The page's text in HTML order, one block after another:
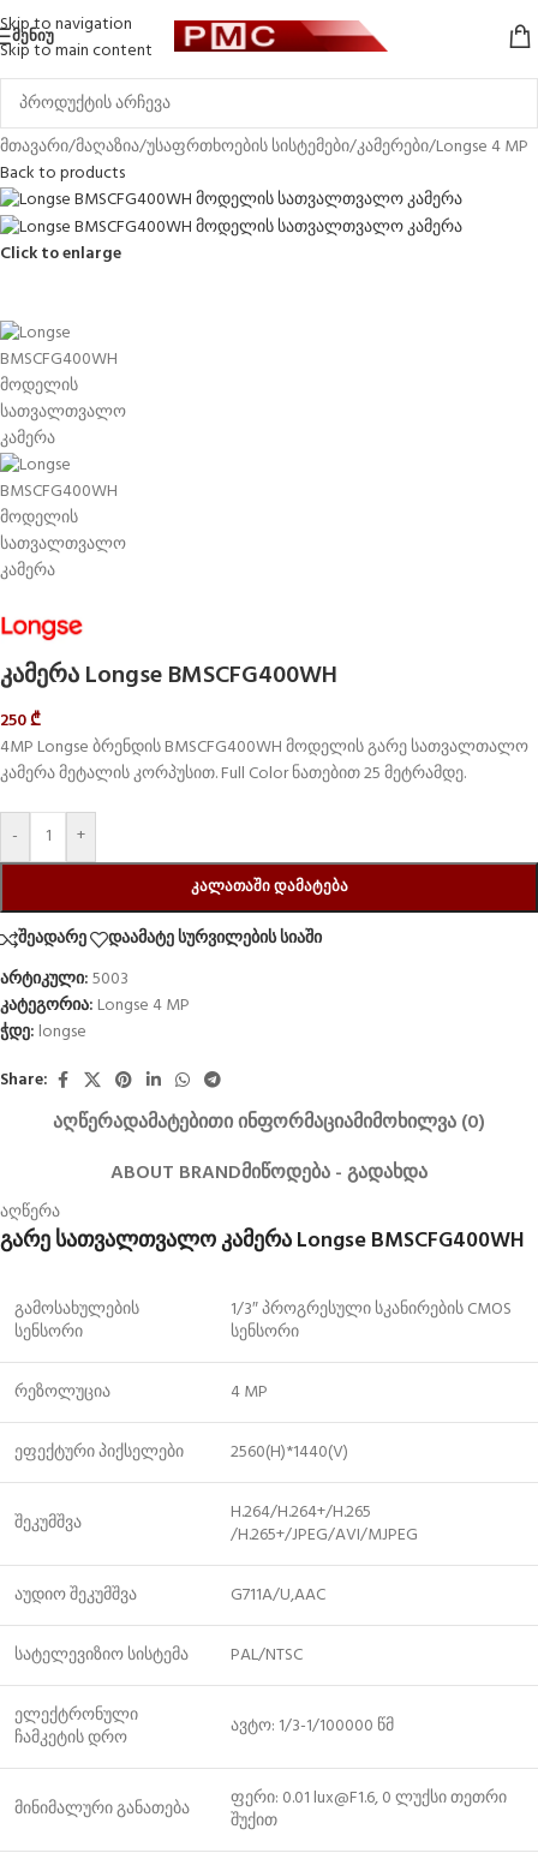
Skip to navigation
Skip to main content
ᲛᲔᲜᲘᲣ
მთავარი/მაღაზია/უსაფრთხოების სისტემები/კამერები/Longse 4 MP
Back to products
Click to enlarge
კამერა Longse BMSCFG400WH
250₾
4MP Longse ბრენდის BMSCFG400WH მოდელის გარე სათვალთალო
კამერა მეტალის კორპუსით. Full Color ნათებით 25 მეტრამდე.
- +
ᲙᲐᲚᲐᲗᲐᲨᲘ ᲓᲐᲛᲐᲢᲔᲑᲐ
შეადარე
დაამატე სურვილების სიაში
არტიკული:5003
კატეგორია: Longse 4 MP
ჭდე: longse
Share:
ᲐᲦᲬᲔᲠᲐᲓᲐᲛᲐᲢᲔᲑᲘᲗᲘ ᲘᲜᲤᲝᲠᲛᲐᲪᲘᲐᲛᲘᲛᲝᲮᲘᲚᲕᲐ (0)
ABOUT BRANDᲛᲘᲬᲝᲓᲔᲑᲐ - ᲒᲐᲓᲐᲮᲓᲐ
აღწერა
გარე სათვალთვალო კამერა Longse BMSCFG400WH
გამოსახულების
სენსორი
1/3″ პროგრესული სკანირების CMOS
სენსორი
რეზოლუცია 4 MP
ეფექტური პიქსელები 2560(H)*1440(V)
შეკუმშვა
H.264/H.264+/H.265
/H.265+/JPEG/AVI/MJPEG
აუდიო შეკუმშვა G711A/U,AAC
სატელევიზიო სისტემა PAL/NTSC
ელექტრონული
ჩამკეტის დრო
ავტო: 1/3-1/100000 წმ
მინიმალური განათება
ფერი: 0.01 lux@F1.6, 0 ლუქსი თეთრი
შუქით